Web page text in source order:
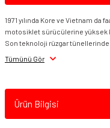
1971 yılında Kore ve Vietnam da
motosiklet sürücülerine yüksek
Son teknoloji rüzgar
Tümünü Gör
Ürün Bilgisi